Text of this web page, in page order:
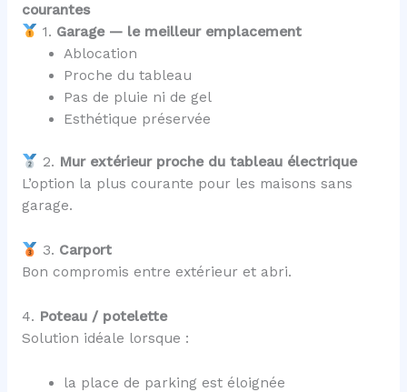
courantes
1. Garage — le meilleur emplacement
Ablocation
Proche du tableau
Pas de pluie ni de gel
Esthétique préservée
2. Mur extérieur proche du tableau électrique
L’option la plus courante pour les maisons sans
garage.
3. Carport
Bon compromis entre extérieur et abri.
4. Poteau / potelette
Solution idéale lorsque :
la place de parking est éloignée